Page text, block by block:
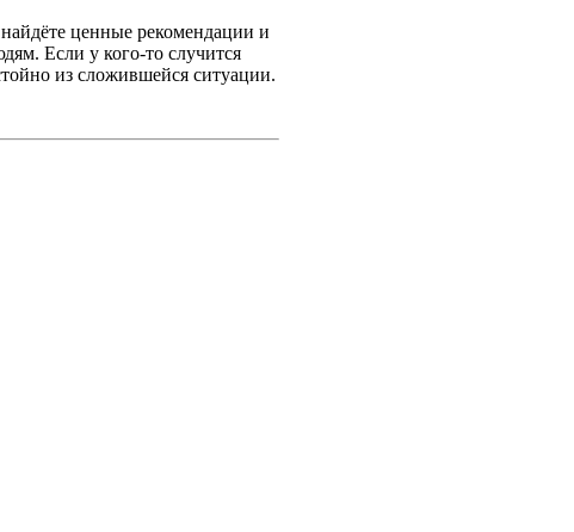
ценные рекомендации и
Если у кого-то случится
из сложившейся ситуации.